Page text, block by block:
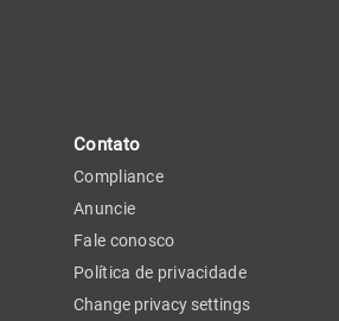
Contato
Compliance
Anuncie
Fale conosco
Política de privacidade
Change privacy settings